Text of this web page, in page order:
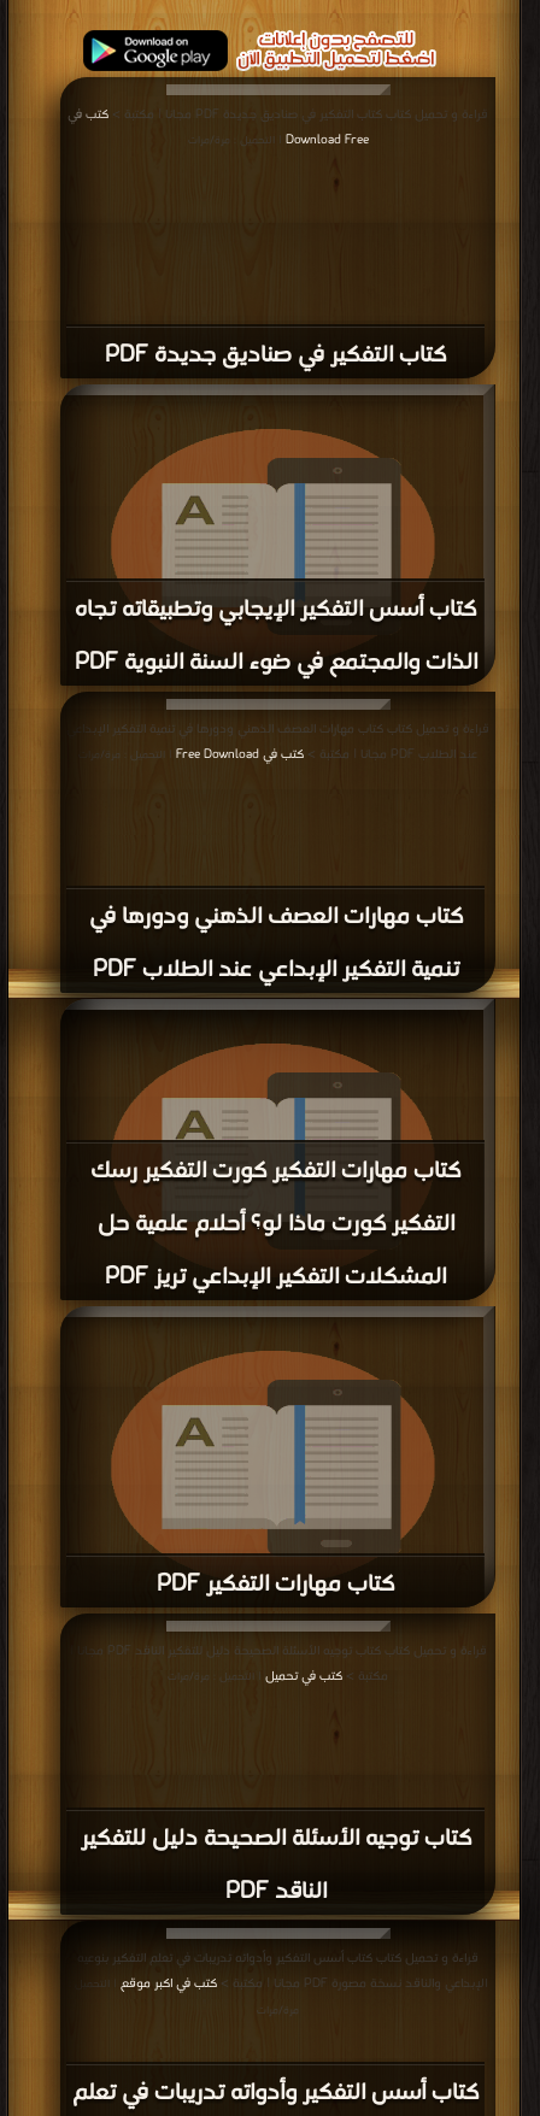
كتاب التفكير في صناديق جديدة PDF
قراءة و تحميل كتاب كتاب التفكير في صناديق جديدة PDF مجانا | مكتبة >
كتب في
Download Free
| التحميل : مرة/مرات
كتاب أسس التفكير الإيجابي وتطبيقاته تجاه
الذات والمجتمع في ضوء السنة النبوية PDF
قراءة و تحميل كتاب كتاب أسس التفكير الإيجابي وتطبيقاته تجاه الذات والمجتمع في
ضوء السنة النبوية PDF مجانا | مكتبة >
كتب في| التحميل : مرة/مرات
كتاب مهارات العصف الذهني ودورها في
تنمية التفكير الإبداعي عند الطلاب PDF
قراءة و تحميل كتاب كتاب مهارات العصف الذهني ودورها في تنمية التفكير الإبداعي
عند الطلاب PDF مجانا | مكتبة >
كتب في Free Download | التحميل : مرة/مرات
كتاب مهارات التفكير كورت التفكير رسك
التفكير كورت ماذا لو؟ أحلام علمية حل
المشكلات التفكير الإبداعي تريز PDF
قراءة و تحميل كتاب كتاب مهارات التفكير كورت التفكير رسك التفكير كورت ماذا لو؟
أحلام علمية حل المشكلات التفكير الإبداعي تريز PDF مجانا | مكتبة >
التحميل : مرة/مرات
كتاب مهارات التفكير PDF
قراءة و تحميل كتاب كتاب مهارات التفكير PDF مجانا | مكتبة >
Download| التحميل : مرة/مرات
كتاب توجيه الأسئلة الصحيحة دليل للتفكير
الناقد PDF
قراءة و تحميل كتاب كتاب توجيه الأسئلة الصحيحة دليل للتفكير الناقد PDF مجانا |
مكتبة > كتب في تحميل | التحميل : مرة/مرات
كتاب أسس التفكير وأدواته تدريبات في تعلم
قراءة و تحميل كتاب كتاب أسس التفكير وأدواته تدريبات في تعلم التفكير بنوعيه
الإبداعي والناقد نسخة مصورة PDF مجانا | مكتبة >
كتب في اكبر موقع
| التحميل :
مرة/مرات